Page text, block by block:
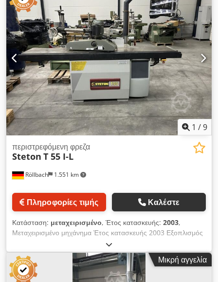
χειριστήρια είναι τοποθετημένα σε προσιτή θέση στο
μπροστινό μέρος του μηχανήματος. Η ακριβής ρύθμιση ύψους
του εργαλείου διασφαλίζεται μέσω μηχανικής ένδειξης. Κλίση
ατράκτου από -5 έως +45 μοίρες. Διαστάσεις τραπεζιού: 1000
x 750 mm Μέγιστο μήκος σφιγκτήρα ατράκτου: 140 mm
Dwodpfxszk N Rdo Al Sea Προεξοχή ατράκτου στο τραπέζι:
20 mm Στροφές ατράκτου: 3000-4500-6000-9000-10000 στρ./
λεπτό Μέγ. διάμετρος εργαλείου που υποχωρεί κάτω από το
τραπέζι: 320 x 40 mm Μέγιστο εργαλείο προφίλ: 250 mm
Κινητήρας: 4 kW Στόμιο αναρρόφησης: 120 mm Με τροφοδότη
3 κυλίνδρων. Βάρος: 520 kg Διαθεσιμότητα: άμεσα διαθέσιμο
Τοποθεσία αποθήκης: Röllbach
1 /9
Röllbach 1.551 km
περιστρεφόμενη φρεζα
Steton T 55 I-L
Πληροφορίες τιμής Καλέστε
Κατάσταση: μεταχειρισμένο, Έτος κατασκευής: 2003,
Μεταχειρισμένο μηχάνημα Έτος κατασκευής 2003 Εξοπλισμός
και τεχνικά χαρακτηριστικά: Αυτόματη ρύθμιση ύψους και
κλίσης της ατράκτου με δεκαδικά βήματα Μηχανική ένδειξη
ύψους ατράκτου και ηλεκτρική ένδειξη ρύθμισης κλίσης
Κάλυμμα με αλουμινένιους οδηγούς Ρυθμιζόμενο άνοιγμα της
Μικρή αγγελία